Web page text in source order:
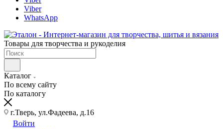
Viber
WhatsApp
Товары для творчества и рукоделия
Каталог
По всему сайту
По каталогу
г.Тверь, ул.Фадеева, д.16
Войти